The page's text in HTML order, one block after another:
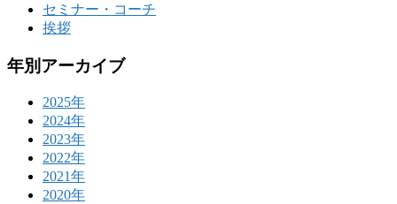
セミナー・コーチ
挨拶
年別アーカイブ
2025年
2024年
2023年
2022年
2021年
2020年